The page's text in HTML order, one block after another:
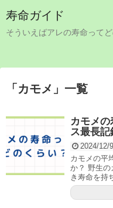
寿命ガイド
そういえばアレの寿命って
「 カモメ 」 一覧
カモメ
ス最長記
2024/12/9
カモメの平
か？ 野生の
き寿命を持